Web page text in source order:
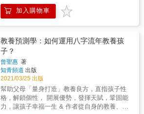
字理論與訣竅。 ◎將複雜的八字格局、用神、
十神等理論簡化為一百多張表格，簡單易查，
理吉凶？十神合剋很靈驗？神煞有何徵驗？ 日
主有衰旺強弱？用神是何物要如何取？八字格
局可分幾類？ 格局還有特殊的？人生有大小
運？這都是生剋刑沖會合所致？ & 八字可以論
性情、看六親、批婚姻、算財富， 還可以斷學
業、事業、健康、災難、生死、流年、應期？
本書一次全都告訴你，完全不藏私！ & 陳澤眞
教授從儒家的「天命」、「知命」、「立命」
等天理思想， 以及世俗的「命定」觀念，乃至
加入購物車
教養預測學：如何運用八字流年教養孩
子？
曾聖惠 著
知青頻道 出版
2021/03/25 出版
幫助父母「量身打造」教養良方，直指孩子性
格，解鎖個性， 開展優勢，發揮天賦，鞏固能
力，讓孩子幸福一生 & 作者從自身的教養、諮